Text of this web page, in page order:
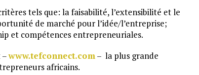
tels que: la faisabilité, l’extensibilité et le
de marché pour l’idée/l’entreprise;
et compétences entrepreneuriales.
–www.tefconnect.com– la plus grande
africains.